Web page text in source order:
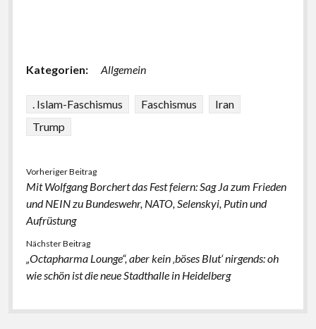
Kategorien: Allgemein
. Islam-Faschismus Faschismus
Iran
Trump
Vorheriger Beitrag
Mit Wolfgang Borchert das Fest feiern: Sag Ja zum Frieden
und NEIN zu Bundeswehr, NATO, Selenskyi, Putin und
Aufrüstung
Nächster Beitrag
„Octapharma Lounge“, aber kein ‚böses Blut‘ nirgends: oh
wie schön ist die neue Stadthalle in Heidelberg